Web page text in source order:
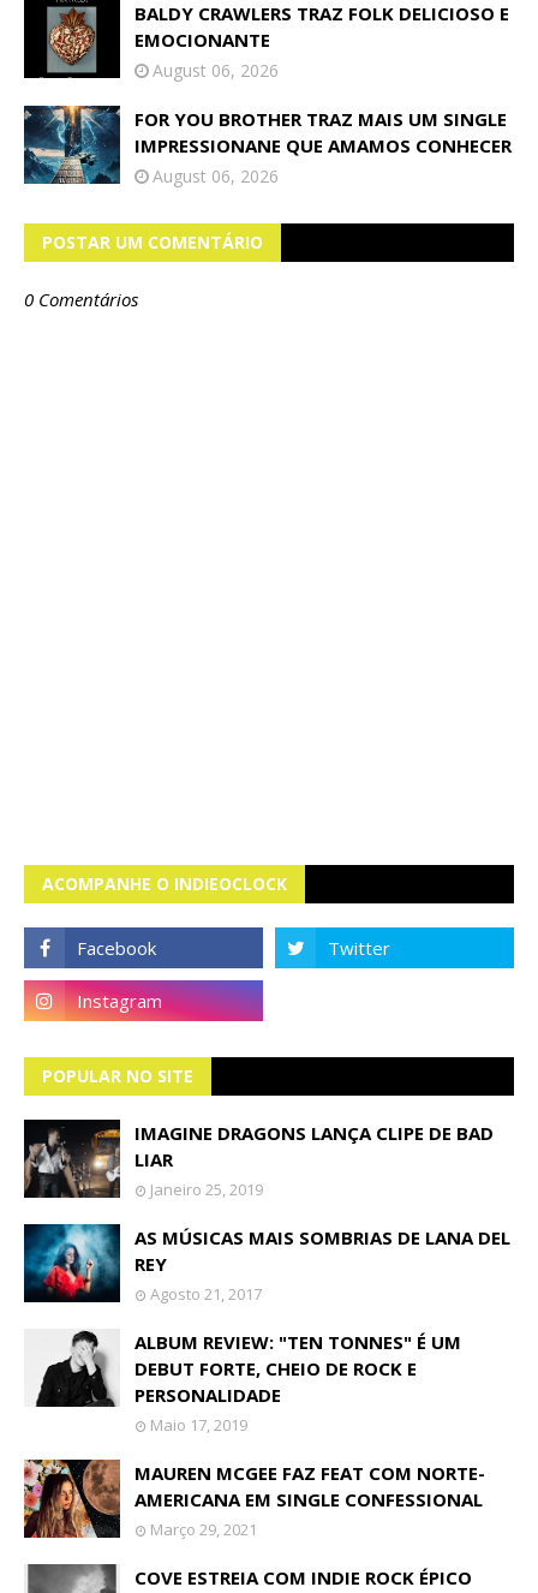
BALDY CRAWLERS TRAZ FOLK DELICIOSO E
EMOCIONANTE
August 06, 2026
FOR YOU BROTHER TRAZ MAIS UM SINGLE
IMPRESSIONANE QUE AMAMOS CONHECER
August 06, 2026
POSTAR UM COMENTÁRIO
0 Comentários
ACOMPANHE O INDIEOCLOCK
POPULAR NO SITE
IMAGINE DRAGONS LANÇA CLIPE DE BAD
LIAR
Janeiro 25, 2019
AS MÚSICAS MAIS SOMBRIAS DE LANA DEL
REY
Agosto 21, 2017
ALBUM REVIEW: "TEN TONNES" É UM
DEBUT FORTE, CHEIO DE ROCK E
PERSONALIDADE
Maio 17, 2019
MAUREN MCGEE FAZ FEAT COM NORTE-
AMERICANA EM SINGLE CONFESSIONAL
Março 29, 2021
COVE ESTREIA COM INDIE ROCK ÉPICO